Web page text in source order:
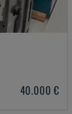
40.000 €